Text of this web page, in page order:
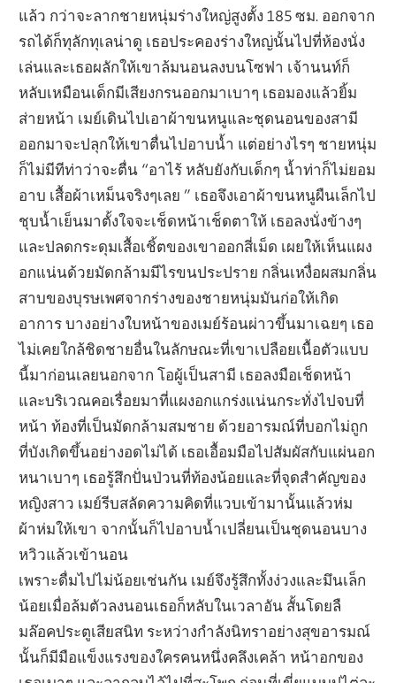
แล้ว กว่าจะลากชายหนุ่มร่างใหญ่สูงตั้ง 185 ซม. ออกจาก
รถได้ก็ทุลักทุเลน่าดู เธอประคองร่างใหญ่นั้นไปที่ห้องนั่ง
เล่นและเธอผลักให้เขาล้มนอนลงบนโซฟา เจ้านนท์ก็
หลับเหมือนเด็กมีเสียงกรนออกมาเบาๆ เธอมองแล้วยิ้ม
ส่ายหน้า เมย์เดินไปเอาผ้าขนหนูและชุดนอนของสามี
ออกมาจะปลุกให้เขาตื่นไปอาบน้ำ แต่อย่างไรๆ ชายหนุ่ม
ก็ไม่มีทีท่าว่าจะตื่น “อาไร้ หลับยังกับเด็กๆ น้ำท่าก็ไม่ยอม
อาบ เสื้อผ้าเหม็นจริงๆเลย ” เธอจึงเอาผ้าขนหนูผืนเล็กไป
ชุบน้ำเย็นมาตั้งใจจะเช็ดหน้าเช็ดตาให้ เธอลงนั่งข้างๆ
และปลดกระดุมเสื้อเชิ้ตของเขาออกสี่เม็ด เผยให้เห็นแผง
อกแน่นด้วยมัดกล้ามมีไรขนประปราย กลิ่นเหงื่อผสมกลิ่น
สาบของบุรษเพศจากร่างของชายหนุ่มมันก่อให้เกิด
อาการ บางอย่างใบหน้าของเมย์ร้อนผ่าวขึ้นมาเฉยๆ เธอ
ไม่เคยใกล้ชิดชายอื่นในลักษณะที่เขาเปลือยเนื้อตัวแบบ
นี้มาก่อนเลยนอกจาก โอผู้เป็นสามี เธอลงมือเช็ดหน้า
และบริเวณคอเรื่อยมาที่แผงอกแกร่งแน่นกระทั่งไปจบที่
หน้า ท้องที่เป็นมัดกล้ามสมชาย ด้วยอารมณ์ที่บอกไม่ถูก
ที่บังเกิดขึ้นอย่างอดไม่ได้ เธอเอื้อมมือไปสัมผัสกับแผ่นอก
หนาเบาๆ เธอรู้สึกปั่นป่วนที่ท้องน้อยและที่จุดสำคัญของ
หญิงสาว เมย์รีบสลัดความคิดที่แวบเข้ามานั้นแล้วห่ม
ผ้าห่มให้เขา จากนั้นก็ไปอาบน้ำเปลี่ยนเป็นชุดนอนบาง
หวิวแล้วเข้านอน
เพราะดื่มไปไม่น้อยเช่นกัน เมย์จึงรู้สึกทั้งง่วงและมึนเล็ก
น้อยเมื่อล้มตัวลงนอนเธอก็หลับในเวลาอัน สั้นโดยลื
มล๊อคประตูเสียสนิท ระหว่างกำลังนิทราอย่างสุขอารมณ์
นั้นก็มีมือแข็งแรงของใครคนหนึ่งคลึงเคล้า หน้าอกของ